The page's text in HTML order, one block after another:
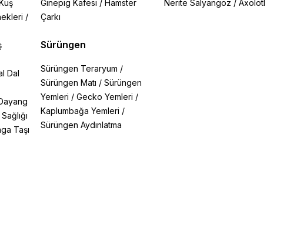
/
Dal
Taşı
Ginepig Kafesi / Hamster
Çarkı
Sürüngen
Sürüngen Teraryum /
Sürüngen Matı / Sürüngen
Yemleri / Gecko Yemleri /
Kaplumbağa Yemleri /
Sürüngen Aydınlatma
Nerite Salyangoz /Axolotl